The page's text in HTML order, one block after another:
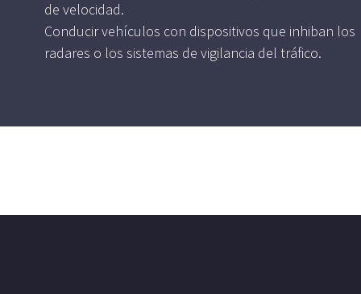
de velocidad.
Conducir vehículos con dispositivos que inhiban los
radares o los sistemas de vigilancia del tráfico.